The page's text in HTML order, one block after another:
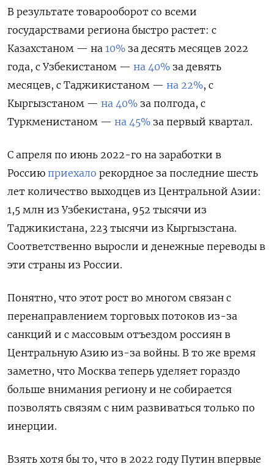
В результате товарооборот со всеми
государствами региона быстро растет: с
Казахстаном — на 10% за десять месяцев 2022
года, с Узбекистаном — на 40% за девять
месяцев, с Таджикистаном — на 22%, с
Кыргызстаном — на 40% за полгода, с
Туркменистаном — на 45% за первый квартал.
С апреля по июнь 2022-го на заработки в
Россию приехало рекордное за последние шесть
лет количество выходцев из Центральной Азии:
1,5 млн из Узбекистана, 952 тысячи из
Таджикистана, 223 тысячи из Кыргызстана.
Соответственно выросли и денежные переводы в
эти страны из России.
Понятно, что этот рост во многом связан с
перенаправлением торговых потоков из-за
санкций и с массовым отъездом россиян в
Центральную Азию из-за войны. В то же время
заметно, что Москва теперь уделяет гораздо
больше внимания региону и не собирается
позволять связям с ним развиваться только по
инерции.
Взять хотя бы то, что в 2022 году Путин впервые